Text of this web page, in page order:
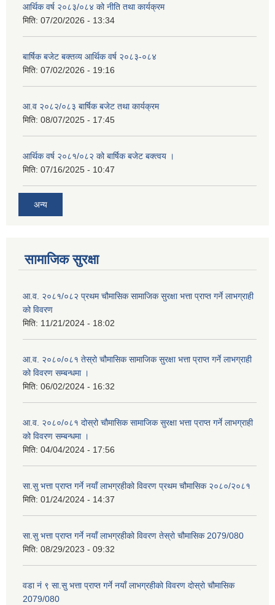
आर्थिक वर्ष २०८३/०८४ को नीति तथा कार्यक्रम
मिति: 07/20/2026 - 13:34
बार्षिक बजेट बक्तव्य आर्थिक वर्ष २०८३-०८४
मिति: 07/02/2026 - 19:16
आ.व २०८२/०८३ बार्षिक बजेट तथा कार्यक्रम
मिति: 08/07/2025 - 17:45
आर्थिक वर्ष २०८१/०८२ को बार्षिक बजेट बक्त्वय ।
मिति: 07/16/2025 - 10:47
अन्य
सामाजिक सुरक्षा
आ.व. २०८१/०८२ प्रथम चौमासिक सामाजिक सुरक्षा भत्ता प्राप्त गर्ने लाभग्राही
को विवरण
मिति: 11/21/2024 - 18:02
आ.व. २०८०/०८१ तेस्रो चौमासिक सामाजिक सुरक्षा भत्ता प्राप्त गर्ने लाभग्राही
को विवरण सम्बन्धमा ।
मिति: 06/02/2024 - 16:32
आ.व. २०८०/०८१ दोस्रो चौमासिक सामाजिक सुरक्षा भत्ता प्राप्त गर्ने लाभग्राही
को विवरण सम्बन्धमा ।
मिति: 04/04/2024 - 17:56
सा.सु भत्ता प्राप्त गर्ने नयाँ लाभग्रहीको विवरण प्रथम चौमासिक २०८०/२०८१
मिति: 01/24/2024 - 14:37
सा.सु भत्ता प्राप्त गर्ने नयाँ लाभग्रहीको विवरण तेस्रो चौमासिक 2079/080
मिति: 08/29/2023 - 09:32
वडा नं ९ सा.सु भत्ता प्राप्त गर्ने नयाँ लाभग्रहीको विवरण दोस्रो चौमासिक
2079/080